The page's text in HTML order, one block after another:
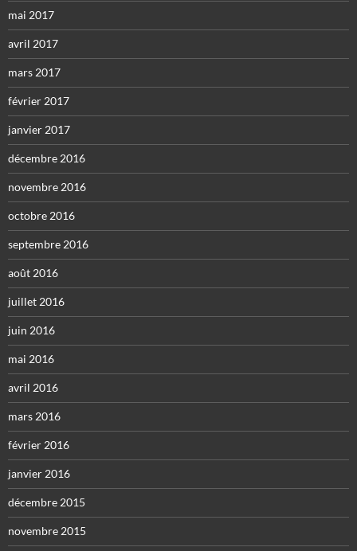
mai 2017
avril 2017
mars 2017
février 2017
janvier 2017
décembre 2016
novembre 2016
octobre 2016
septembre 2016
août 2016
juillet 2016
juin 2016
mai 2016
avril 2016
mars 2016
février 2016
janvier 2016
décembre 2015
novembre 2015